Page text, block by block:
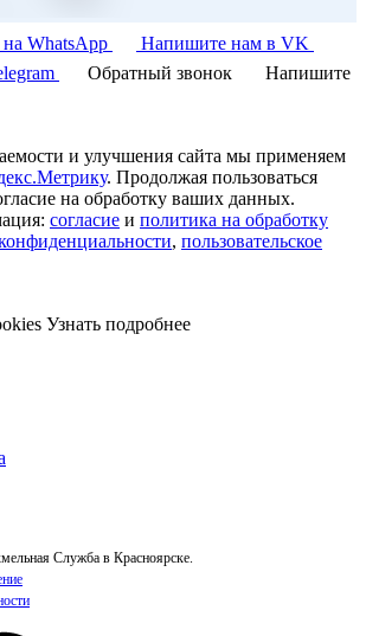
WhatsApp
Напишите нам в VK
Обратный звонок
Напишите
и улучшения сайта мы применяем
. Продолжая пользоваться
на обработку ваших данных.
согласие и политика на обработку
, пользовательское
Узнать подробнее
Служба в Красноярске.